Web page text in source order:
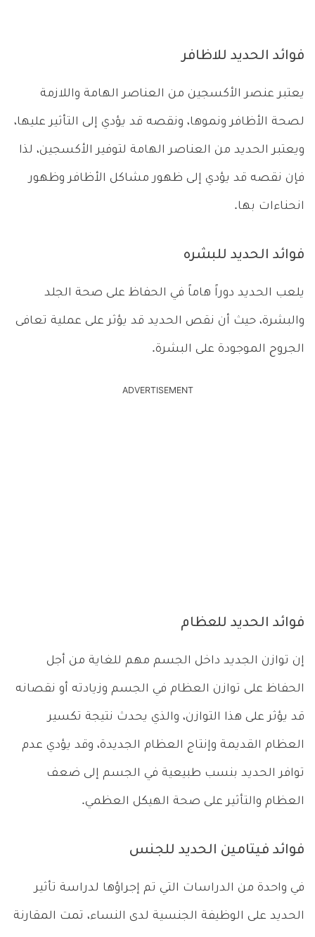
فوائد الحديد للاظافر
يعتبر عنصر الأكسجين من العناصر الهامة واللازمة
لصحة الأظافر ونموها، ونقصه قد يؤدي إلى التأثير عليها،
ويعتبر الحديد من العناصر الهامة لتوفير الأكسجين، لذا
فإن نقصه قد يؤدي إلى ظهور مشاكل الأظافر وظهور
انحناءات بها.
فوائد الحديد للبشره
يلعب الحديد دوراً هاماً في الحفاظ على صحة الجلد
والبشرة، حيث أن نقص الحديد قد يؤثر على عملية تعافى
الجروح الموجودة على البشرة.
ADVERTISEMENT
فوائد الحديد للعظام
إن توازن الجديد داخل الجسم مهم للغاية من أجل
الحفاظ على توازن العظام في الجسم وزيادته أو نقصانه
قد يؤثر على هذا التوازن، والذي يحدث نتيجة تكسير
العظام القديمة وإنتاج العظام الجديدة، وقد يؤدي عدم
توافر الحديد بنسب طبيعية في الجسم إلى ضعف
العظام والتأثير على صحة الهيكل العظمي.
فوائد فيتامين الحديد للجنس
في واحدة من الدراسات التي تم إجراؤها لدراسة تأثير
الحديد على الوظيفة الجنسية لدى النساء، تمت المقارنة